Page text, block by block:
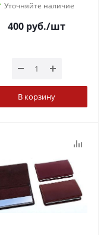
Уточняйте наличие
400 руб./шт
В корзину